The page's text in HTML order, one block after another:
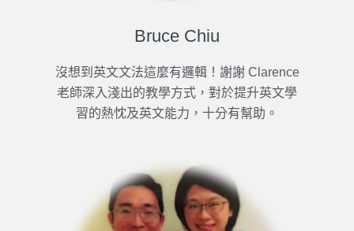
Bruce Chiu
沒想到英文文法這麼有邏輯！謝謝 Clarence
老師深入淺出的教學方式，對於提升英文學
習的熱忱及英文能力，十分有幫助。